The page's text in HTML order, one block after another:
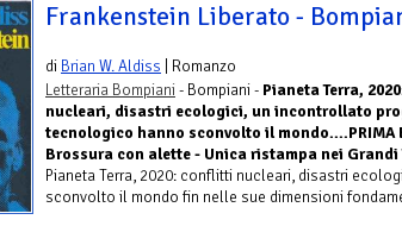
Frankenstein Liberato -
di Brian W. Aldiss | Romanzo
Letteraria Bompiani - Bompiani - Pianeta Terra,
nucleari, disastri ecologici, un incontrollato
tecnologico hanno sconvolto il mondo....PRIMA
Brossura con alette - Unica ristampa nei Grandi
Pianeta Terra, 2020: conflitti nucleari, disastri
sconvolto il mondo fin nelle sue dimensioni